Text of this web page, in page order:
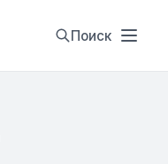
Поиск